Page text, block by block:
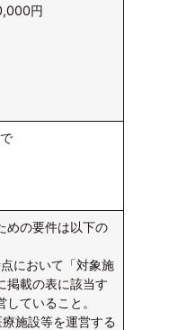
円
めの要件は以下の
において「対象施
掲載の表に該当す
ていること。
施設等を運営する